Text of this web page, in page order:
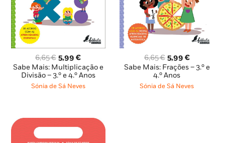
6,65€ O
preço
original
era:
5,99€O
preço
atual
é:
Sabe Mais: Multiplicação e
Divisão – 3.º e 4.º Anos
Sónia de Sá Neves
6,65€ O
preço
original
era:
5,99 €O
preço
é:
Sabe Mais: Frações – 3.º e
4.º Anos
Sónia de Sá Neves